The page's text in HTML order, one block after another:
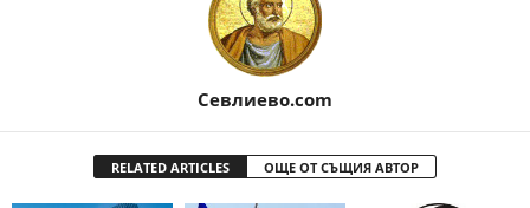
Севлиево.com
RELATED ARTICLES ОЩЕ ОТ СЪЩИЯ АВТОР